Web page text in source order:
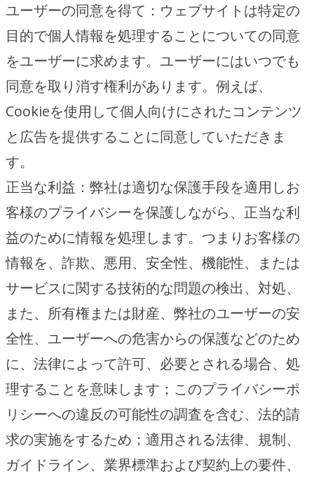
ユーザーの同意を得て：ウェブサイトは特定の
目的で個人情報を処理することについての同意
をユーザーに求めます。ユーザーにはいつでも
同意を取り消す権利があります。例えば、
Cookieを使用して個人向けにされたコンテンツ
と広告を提供することに同意していただきま
す。
正当な利益：弊社は適切な保護手段を適用しお
客様のプライバシーを保護しながら、正当な利
益のために情報を処理します。つまりお客様の
情報を、詐欺、悪用、安全性、機能性、または
サービスに関する技術的な問題の検出、対処、
また、所有権または財産、弊社のユーザーの安
全性、ユーザーへの危害からの保護などのため
に、法律によって許可、必要とされる場合、処
理することを意味します；このプライバシーポ
リシーへの違反の可能性の調査を含む、法的請
求の実施をするため；適用される法律、規制、
ガイドライン、業界標準および契約上の要件、